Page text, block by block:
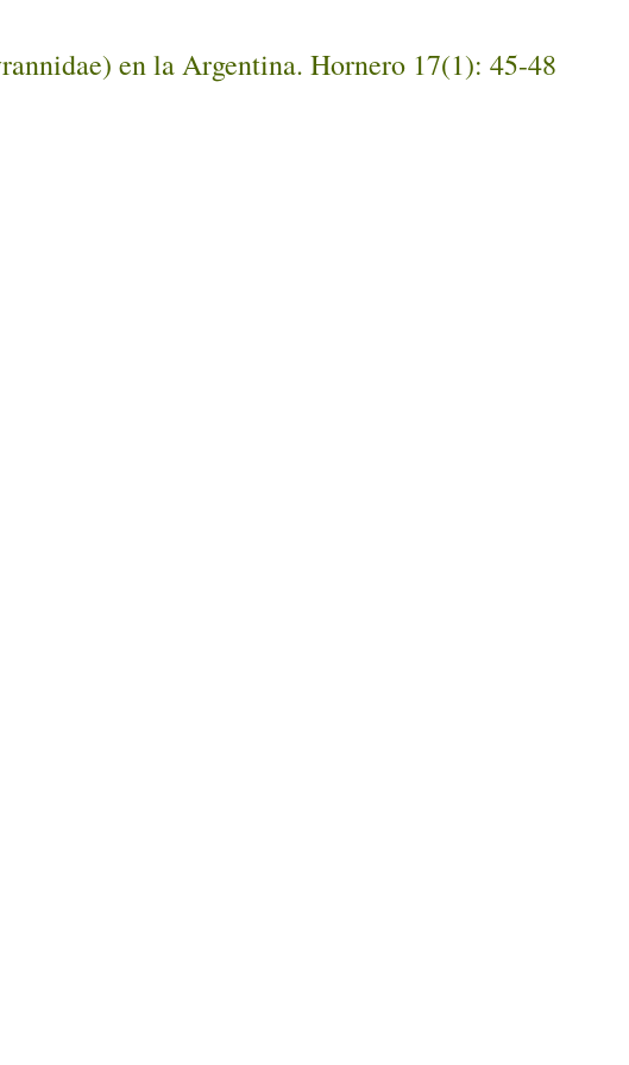
en la Argentina. Hornero 17(1): 45-48